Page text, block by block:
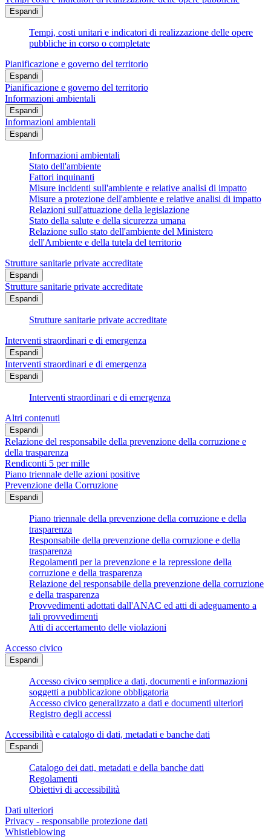
Espandi
Tempi, costi unitari e indicatori di realizzazione delle opere
pubbliche in corso o completate
Pianificazione e governo del territorio
Espandi
Pianificazione e governo del territorio
Informazioni ambientali
Espandi
Informazioni ambientali
Espandi
Informazioni ambientali
Stato dell'ambiente
Fattori inquinanti
Misure incidenti sull'ambiente e relative analisi di impatto
Misure a protezione dell'ambiente e relative analisi di impatto
Relazioni sull'attuazione della legislazione
Stato della salute e della sicurezza umana
Relazione sullo stato dell'ambiente del Ministero
dell'Ambiente e della tutela del territorio
Strutture sanitarie private accreditate
Espandi
Strutture sanitarie private accreditate
Espandi
Strutture sanitarie private accreditate
Interventi straordinari e di emergenza
Espandi
Interventi straordinari e di emergenza
Espandi
Interventi straordinari e di emergenza
Altri contenuti
Espandi
Relazione del responsabile della prevenzione della corruzione e
della trasparenza
Rendiconti 5 per mille
Piano triennale delle azioni positive
Prevenzione della Corruzione
Espandi
Piano triennale della prevenzione della corruzione e della
trasparenza
Responsabile della prevenzione della corruzione e della
trasparenza
Regolamenti per la prevenzione e la repressione della
corruzione e della trasparenza
Relazione del responsabile della prevenzione della corruzione
e della trasparenza
Provvedimenti adottati dall'ANAC ed atti di adeguamento a
tali provvedimenti
Atti di accertamento delle violazioni
Accesso civico
Espandi
Accesso civico semplice a dati, documenti e informazioni
soggetti a pubblicazione obbligatoria
Accesso civico generalizzato a dati e documenti ulteriori
Registro degli accessi
Accessibilità e catalogo di dati, metadati e banche dati
Espandi
Catalogo dei dati, metadati e della banche dati
Regolamenti
Obiettivi di accessibilità
Dati ulteriori
Privacy - responsabile protezione dati
Whistleblowing